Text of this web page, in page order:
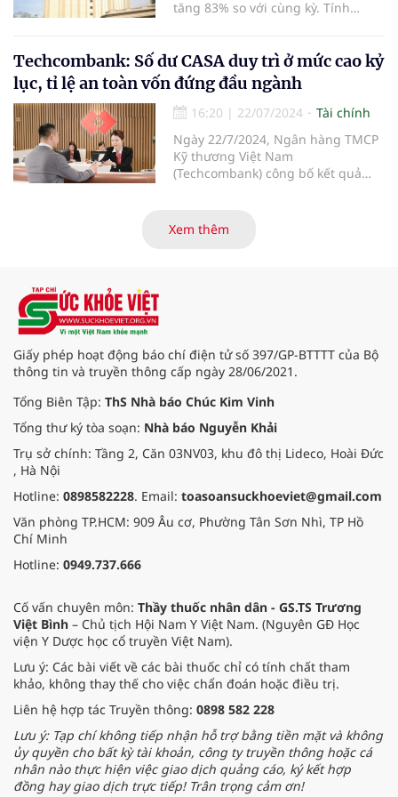
tăng 83% so với cùng kỳ. Tính
61%. Ngoài ra, ngân hàng này
cũng chuẩn bị trả cổ tức cho cổ
đông tỷ lệ gần 14%.
Techcombank: Số dư CASA duy trì ở mức cao kỷ
lục, tỉ lệ an toàn vốn đứng đầu ngành
16:20 | 22/07/2024
Tài chính
Ngày 22/7/2024, Ngân hàng TMCP
Kỹ thương Việt Nam
(Techcombank) công bố kết quả
hạng mục kinh doanh cốt lõi, với
hàng tốt nhất Việt Nam” từ 3 tổ
chức uy tín hàng đầu thế giới là
Euromoney, FinanceAsia và Global
Finance.
Xem thêm
Giấy phép hoạt động báo chí điện tử số 397/GP-BTTTT của Bộ
thông tin và truyền thông cấp ngày 28/06/2021.
Tổng Biên Tập: ThS Nhà báo Chúc Kim Vinh
Tổng thư ký tòa soạn: Nhà báo Nguyễn Khải
Trụ sở chính: Tầng 2, Căn 03NV03, khu đô thị Lideco, Hoài Đức
, Hà Nội
Hotline: 0898582228. Email: toasoansuckhoeviet@gmail.com
Văn phòng TP.HCM: 909 Âu cơ, Phường Tân Sơn Nhì, TP Hồ
Chí Minh
Hotline: 0949.737.666
Cố vấn chuyên môn: Thầy thuốc nhân dân - GS.TS Trương
Việt Bình – Chủ tịch Hội Nam Y Việt Nam. (Nguyên GĐ Học
viện Y Dược học cổ truyền Việt Nam).
Lưu ý: Các bài viết về các bài thuốc chỉ có tính chất tham
khảo, không thay thế cho việc chẩn đoán hoặc điều trị.
Liên hệ hợp tác Truyền thông: 0898 582 228
Lưu ý: Tạp chí không tiếp nhận hỗ trợ bằng tiền mặt và không
ủy quyền cho bất kỳ tài khoản, công ty truyền thông hoặc cá
nhân nào thực hiện việc giao dịch quảng cáo, ký kết hợp
đồng hay giao dịch trực tiếp! Trân trọng cảm ơn!